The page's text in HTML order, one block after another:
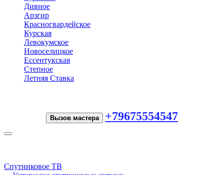
Дивное
Арзгир
Красногвардейское
Курская
Левокумское
Новоселицкое
Ессентукская
Степное
Летняя Ставка
Вызов мастера +79675554547
Toggle
Спутниковое ТВ